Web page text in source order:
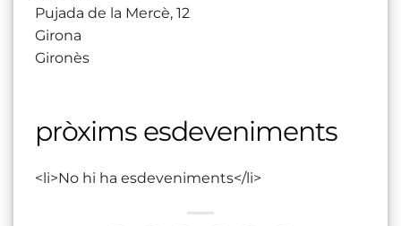
Pujada de la Mercè, 12
Girona
Gironès
pròxims esdeveniments
<li>No hi ha esdeveniments</li>